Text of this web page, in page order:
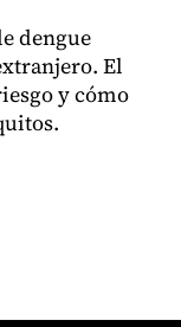
dengue
El
y cómo